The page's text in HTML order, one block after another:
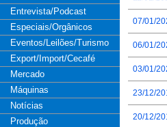
Entrevista/Podcast
Especiais/Orgânicos
Eventos/Leilões/Turismo
Export/Import/Cecafé
Mercado
Máquinas
Notícias
Produção
07/01/
06/01/
03/01/
23/12/
20/12/